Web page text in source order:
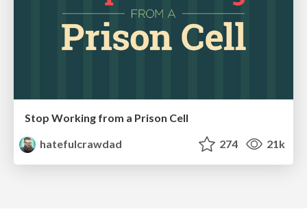
Stop Working from a Prison Cell
hatefulcrawdad
274 21k